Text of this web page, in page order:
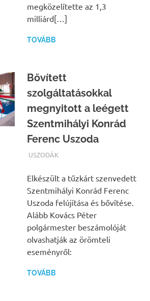
megközelítette az 1,3
milliárd[…]
TOVÁBB
Bővített
szolgáltatásokkal
megnyitott a leégett
Szentmihályi Konrád
Ferenc Uszoda
TERMALFURDOK.COM
USZODÁK
Elkészült a tűzkárt szenvedett
Szentmihályi Konrád Ferenc
Uszoda felújítása és bővítése.
Alább Kovács Péter
polgármester beszámolóját
olvashatják az örömteli
eseményről:
TOVÁBB